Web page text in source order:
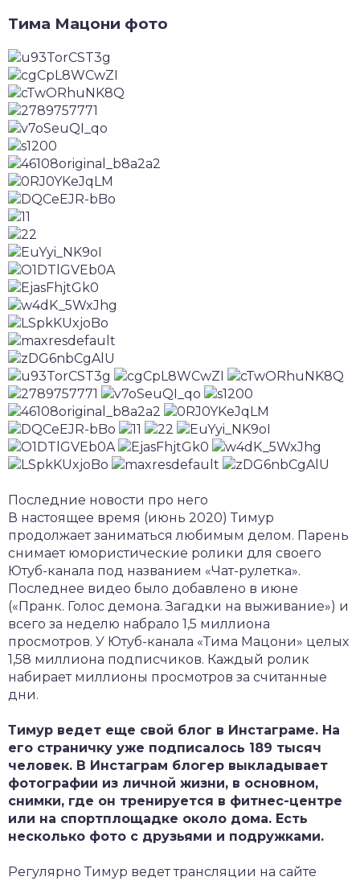
Тима Мацони фото
Последние новости про него
В настоящее время (июнь 2020) Тимур
продолжает заниматься любимым делом. Парень
снимает юмористические ролики для своего
Ютуб-канала под названием «Чат-рулетка».
Последнее видео было добавлено в июне
(«Пранк. Голос демона. Загадки на выживание») и
всего за неделю набрало 1,5 миллиона
просмотров. У Ютуб-канала «Тима Мацони» целых
1,58 миллиона подписчиков. Каждый ролик
набирает миллионы просмотров за считанные
дни.
Тимур ведет еще свой блог в Инстаграме. На
его страничку уже подписалось 189 тысяч
человек. В Инстаграм блогер выкладывает
фотографии из личной жизни, в основном,
снимки, где он тренируется в фитнес-центре
или на спортплощадке около дома. Есть
несколько фото с друзьями и подружками.
Регулярно Тимур ведет трансляции на сайте